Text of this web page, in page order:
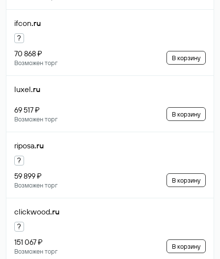
ifcon.ru
?
70 868 ₽
Возможен торг
В корзину
luxel.ru
69 517 ₽
Возможен торг
В корзину
riposa.ru
?
59 899 ₽
Возможен торг
В корзину
clickwood.ru
?
151 067 ₽
Возможен торг
В корзину